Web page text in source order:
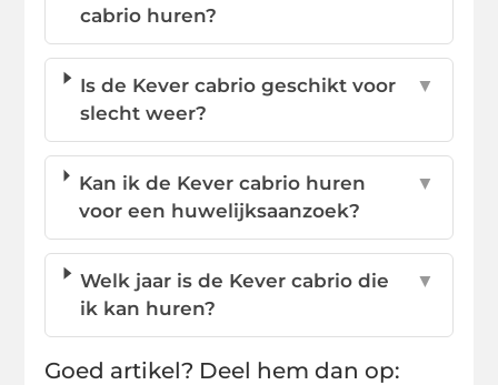
cabrio huren?
Is de Kever cabrio geschikt voor
slecht weer?
▼
Kan ik de Kever cabrio huren
voor een huwelijksaanzoek?
▼
Welk jaar is de Kever cabrio die
ik kan huren?
▼
Goed artikel? Deel hem dan op: